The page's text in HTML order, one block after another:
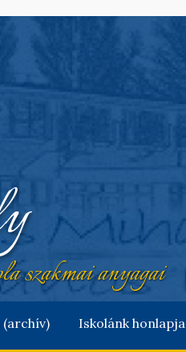
anyagai
Iskolánk honlapja